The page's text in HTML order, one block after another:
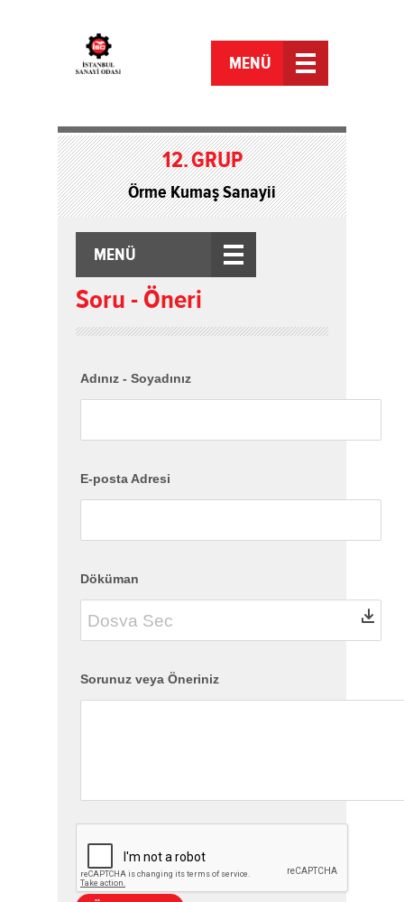
12.GRUP
Örme Kumaş Sanayii
MENÜ
MENÜ
Soru - Öneri
Adınız - Soyadınız
E-posta Adresi
Döküman
Sorunuz veya Öneriniz